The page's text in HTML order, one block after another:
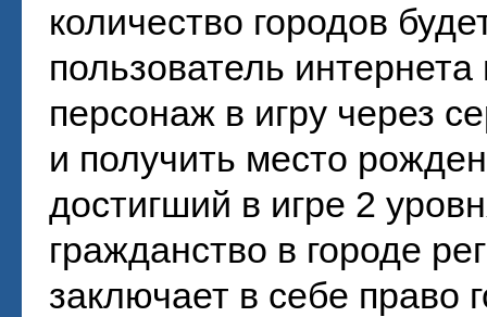
количество городов
пользователь
персонаж в игру через
и получить место
достигший в игре 2
гражданство в городе
заключает в себе право